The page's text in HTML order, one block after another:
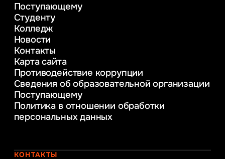
Психолого-педагогическое
консультирование и медиация
в образовании
Веб-дизайн
Управление инновационным развитием
предприятия
Уголовное право
Информационные технологии в бизнесе
Информационное и программное
обеспечение бизнес процессов
Управление человеческими ресурсами
Интернет-маркетинг
Поступающему
Студенту
Колледж
Новости
Контакты
Карта сайта
Противодействие коррупции
Сведения об образовательной организации
Поступающему
Политика в отношении обработки
персональных данных
КОНТАКТЫ